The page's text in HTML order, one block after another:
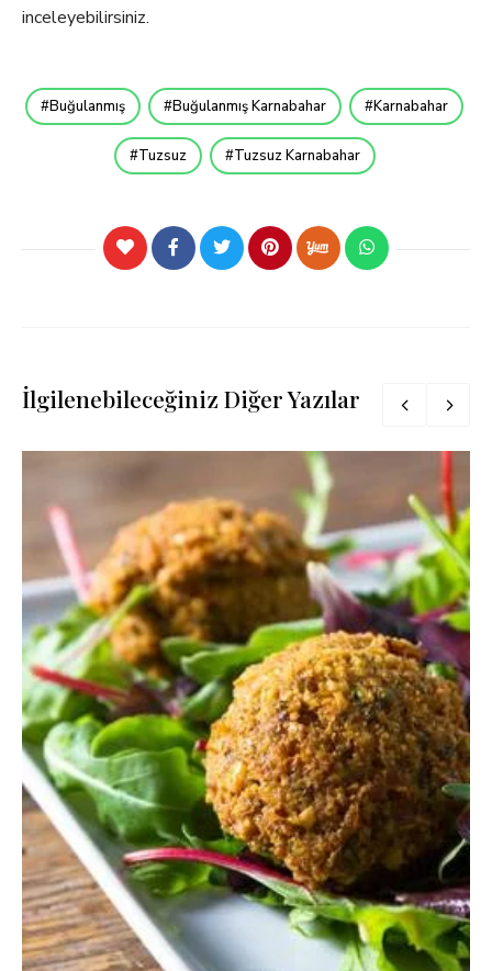
inceleyebilirsiniz.
Buğulanmış Buğulanmış Karnabahar Karnabahar
Tuzsuz Tuzsuz Karnabahar
İlgilenebileceğiniz Diğer Yazılar